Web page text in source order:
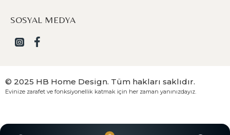
SOSYAL MEDYA
© 2025 HB Home Design. Tüm hakları saklıdır.
Evinize zarafet ve fonksiyonellik katmak için her zaman yanınızdayız.